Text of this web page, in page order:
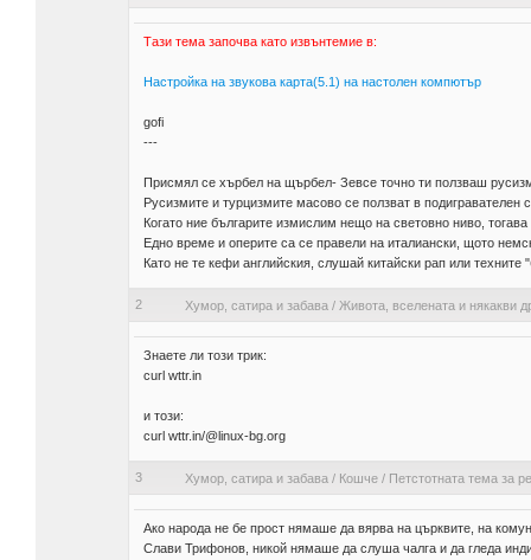
Тaзи тема започва като извънтемие в:
Настройка на звукова карта(5.1) на настолен компютър
gofi
---
Присмял се хърбел на щърбел- Зевсе точно ти ползваш
Русизмите и турцизмите масово се ползват в подигравателен
Когато ние българите измислим нещо на световно ниво,
Едно време и оперите са се правели на италиански, щото
Като не те кефи английския, слушай китайски рап или
2 Хумор, сатира и забава / Живота, вселената и някакви
Знаете ли този трик:
curl wttr.in
и този:
curl wttr.in/@linux-bg.org
3 Хумор, сатира и забава / Кошче/ Петстотната тема за
Ако народа не бе прост нямаше да вярва на църквите, на
Слави Трифонов, никой нямаше да слуша чалга и да гледа